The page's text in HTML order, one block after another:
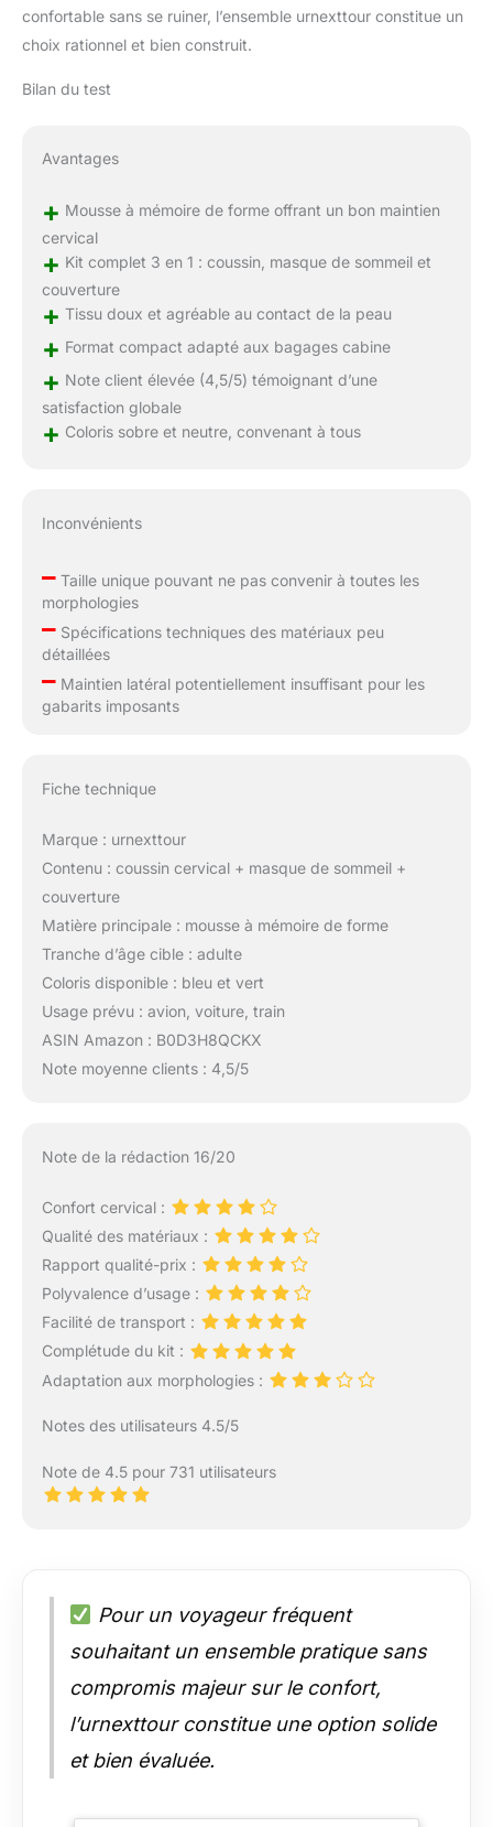
confortable sans se ruiner, l’ensemble urnexttour constitue un
choix rationnel et bien construit.
Bilan du test
Avantages
+ Mousse à mémoire de forme offrant un bon maintien
cervical
+ Kit complet 3 en 1 : coussin, masque de sommeil et
couverture
+ Tissu doux et agréable au contact de la peau
+ Format compact adapté aux bagages cabine
+ Note client élevée (4,5/5) témoignant d’une
satisfaction globale
+ Coloris sobre et neutre, convenant à tous
Inconvénients
–Taille unique pouvant ne pas convenir à toutes les
morphologies
–Spécifications techniques des matériaux peu
détaillées
–Maintien latéral potentiellement insuffisant pour les
gabarits imposants
Fiche technique
Marque : urnexttour
Contenu : coussin cervical + masque de sommeil +
couverture
Matière principale : mousse à mémoire de forme
Tranche d’âge cible : adulte
Coloris disponible : bleu et vert
Usage prévu : avion, voiture, train
ASIN Amazon : B0D3H8QCKX
Note moyenne clients : 4,5/5
Note de la rédaction 16/20
Confort cervical :
Qualité des matériaux :
Rapport qualité-prix :
Polyvalence d’usage :
Facilité de transport :
Complétude du kit :
Adaptation aux morphologies :
Notes des utilisateurs 4.5/5
Note de 4.5 pour 731 utilisateurs
Pour un voyageur fréquent
souhaitant un ensemble pratique sans
compromis majeur sur le confort,
l’urnexttour constitue une option solide
et bien évaluée.